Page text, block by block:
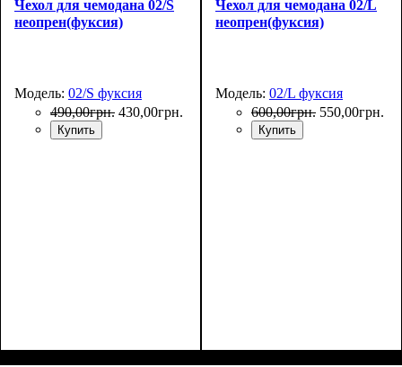
Чехол для чемодана 02/S
неопрен(фуксия)
Модель: 02/S фуксия
490,00грн. 430,00грн.
Купить
Чехол для чемодана 02/L
неопрен(фуксия)
Модель: 02/L фуксия
600,00грн. 550,00грн.
Купить